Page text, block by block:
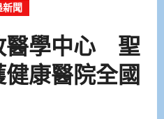
新聞
醫學中心 聖
康醫院全國